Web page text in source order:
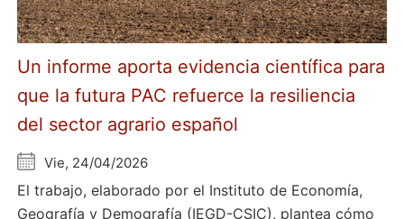
Un informe aporta evidencia científica para
que la futura PAC refuerce la resiliencia
del sector agrario español
Vie, 24/04/2026
El trabajo, elaborado por el Instituto de Economía,
Geografía y Demografía (IEGD-CSIC), plantea cómo